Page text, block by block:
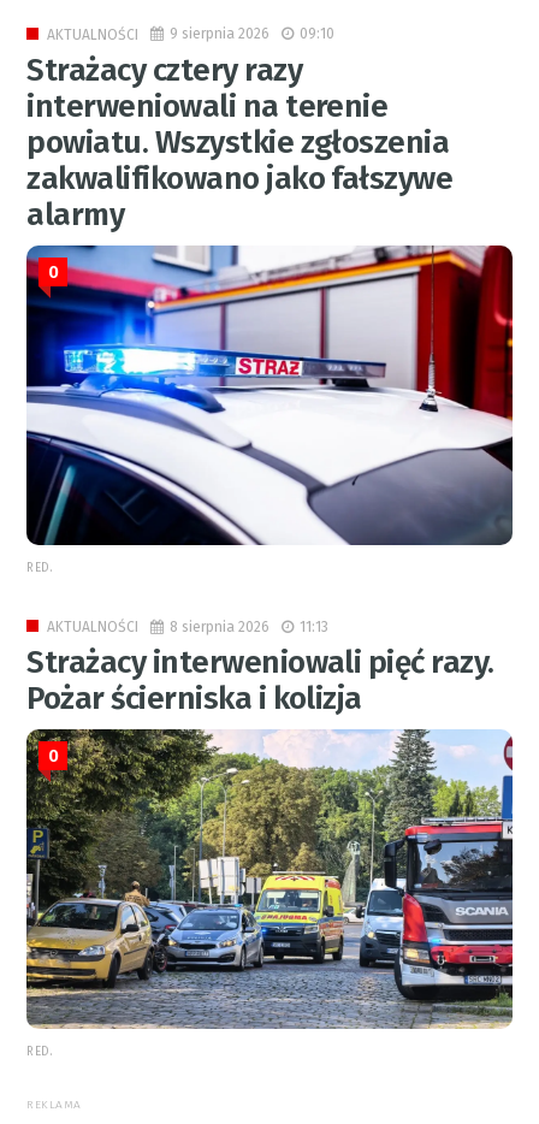
AKTUALNOŚCI 9 sierpnia 2026 09:10
Strażacy cztery razy
interweniowali na terenie
powiatu. Wszystkie zgłoszenia
zakwalifikowano jako fałszywe
alarmy
0
RED.
AKTUALNOŚCI 8 sierpnia 2026 11:13
Strażacy interweniowali pięć razy.
Pożar ścierniska i kolizja
0
RED.
REKLAMA